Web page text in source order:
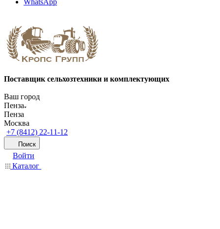
WhatsApp
Поставщик сельхозтехники и комплектующих
Ваш город
Пенза
Пенза
Москва
+7 (8412) 22-11-12
Поиск
Войти
Каталог